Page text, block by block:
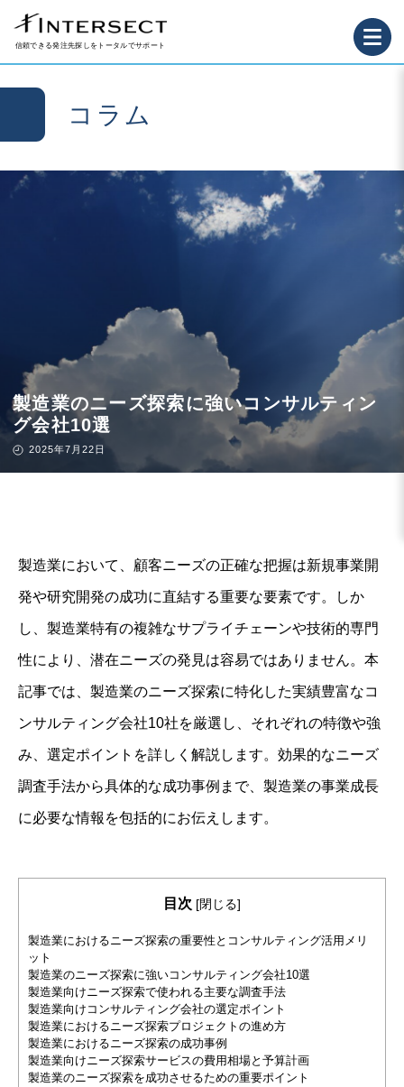
信頼できる発注先探しをトータルでサポート
コラム
製造業のニーズ探索に強いコンサルティン
グ会社10選
2025年7月22日
製造業において、顧客ニーズの正確な把握は新規事業開
発や研究開発の成功に直結する重要な要素です。しか
し、製造業特有の複雑なサプライチェーンや技術的専門
性により、潜在ニーズの発見は容易ではありません。本
記事では、製造業のニーズ探索に特化した実績豊富なコ
ンサルティング会社10社を厳選し、それぞれの特徴や強
み、選定ポイントを詳しく解説します。効果的なニーズ
調査手法から具体的な成功事例まで、製造業の事業成長
に必要な情報を包括的にお伝えします。
目次 [閉じる]
製造業におけるニーズ探索の重要性とコンサルティング活用メリ
ット
製造業のニーズ探索に強いコンサルティング会社10選
製造業向けニーズ探索で使われる主要な調査手法
製造業向けコンサルティング会社の選定ポイント
製造業におけるニーズ探索プロジェクトの進め方
製造業におけるニーズ探索の成功事例
製造業向けニーズ探索サービスの費用相場と予算計画
製造業のニーズ探索を成功させるための重要ポイント